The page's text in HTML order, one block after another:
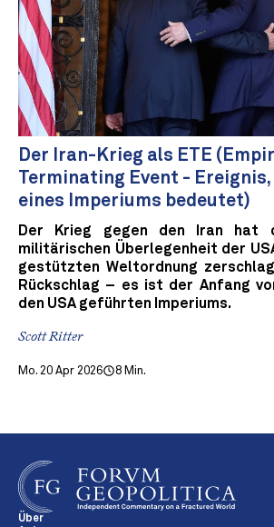
Der Iran-Krieg als ETE
Terminating Event - Ereignis,
eines Imperiums bedeutet)
Der Krieg gegen den Iran hat
militärischen Überlegenheit der
gestützten Weltordnung
Rückschlag – es ist der Anfang
den USA geführten Imperiums.
Scott Ritter
Mo. 20 Apr 2026 8 Min.
Über